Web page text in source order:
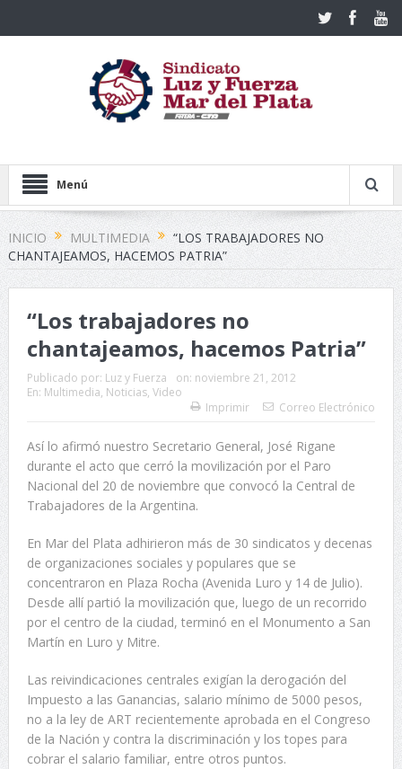
Menú
INICIO MULTIMEDIA
“LOS TRABAJADORES NO
CHANTAJEAMOS, HACEMOS PATRIA”
“Los trabajadores no
chantajeamos, hacemos Patria”
Publicado por: Luz y Fuerza on: noviembre 21, 2012
En: Multimedia, Noticias, Video
Imprimir
Correo Electrónico
Así lo afirmó nuestro Secretario General, José Rigane
durante el acto que cerró la movilización por el Paro
Nacional del 20 de noviembre que convocó la Central de
Trabajadores de la Argentina.
En Mar del Plata adhirieron más de 30 sindicatos y decenas
de organizaciones sociales y populares que se
concentraron en Plaza Rocha (Avenida Luro y 14 de Julio).
Desde allí partió la movilización que, luego de un recorrido
por el centro de la ciudad, terminó en el Monumento a San
Martín en Luro y Mitre.
Las reivindicaciones centrales exigían la derogación del
Impuesto a las Ganancias, salario mínimo de 5000 pesos,
no a la ley de ART recientemente aprobada en el Congreso
de la Nación y contra la discriminación y los topes para
cobrar el salario familiar, entre otros puntos.